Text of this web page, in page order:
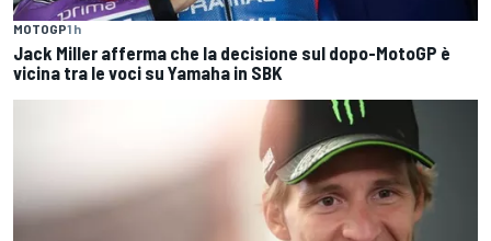
MOTOGP1 h
Jack Miller afferma che la decisione sul dopo-MotoGP è
vicina tra le voci su Yamaha in SBK